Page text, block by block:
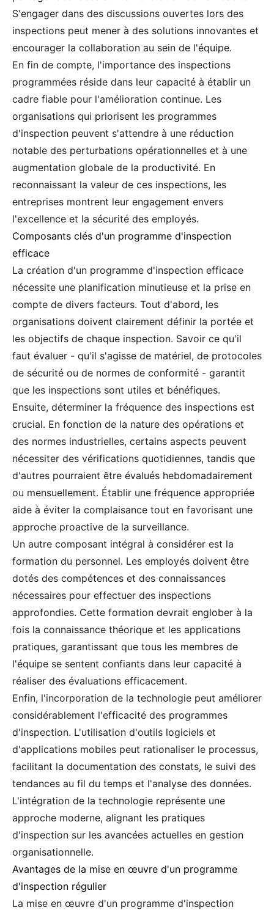
S'engager dans des discussions ouvertes lors des
inspections peut mener à des solutions innovantes et
encourager la collaboration au sein de l'équipe.
En fin de compte, l'importance des inspections
programmées réside dans leur capacité à établir un
cadre fiable pour l'amélioration continue. Les
organisations qui priorisent les programmes
d'inspection peuvent s'attendre à une réduction
notable des perturbations opérationnelles et à une
augmentation globale de la productivité. En
reconnaissant la valeur de ces inspections, les
entreprises montrent leur engagement envers
l'excellence et la sécurité des employés.
Composants clés d'un programme d'inspection
efficace
La création d'un programme d'inspection efficace
nécessite une planification minutieuse et la prise en
compte de divers facteurs. Tout d'abord, les
organisations doivent clairement définir la portée et
les objectifs de chaque inspection. Savoir ce qu'il
faut évaluer - qu'il s'agisse de matériel, de protocoles
de sécurité ou de normes de conformité - garantit
que les inspections sont utiles et bénéfiques.
Ensuite, déterminer la fréquence des inspections est
crucial. En fonction de la nature des opérations et
des normes industrielles, certains aspects peuvent
nécessiter des vérifications quotidiennes, tandis que
d'autres pourraient être évalués hebdomadairement
ou mensuellement. Établir une fréquence appropriée
aide à éviter la complaisance tout en favorisant une
approche proactive de la surveillance.
Un autre composant intégral à considérer est la
formation du personnel. Les employés doivent être
dotés des compétences et des connaissances
nécessaires pour effectuer des inspections
approfondies. Cette formation devrait englober à la
fois la connaissance théorique et les applications
pratiques, garantissant que tous les membres de
l'équipe se sentent confiants dans leur capacité à
réaliser des évaluations efficacement.
Enfin, l'incorporation de la technologie peut améliorer
considérablement l'efficacité des programmes
d'inspection. L'utilisation d'outils logiciels et
d'applications mobiles peut rationaliser le processus,
facilitant la documentation des constats, le suivi des
tendances au fil du temps et l'analyse des données.
L'intégration de la technologie représente une
approche moderne, alignant les pratiques
d'inspection sur les avancées actuelles en gestion
organisationnelle.
Avantages de la mise en œuvre d'un programme
d'inspection régulier
La mise en œuvre d'un programme d'inspection